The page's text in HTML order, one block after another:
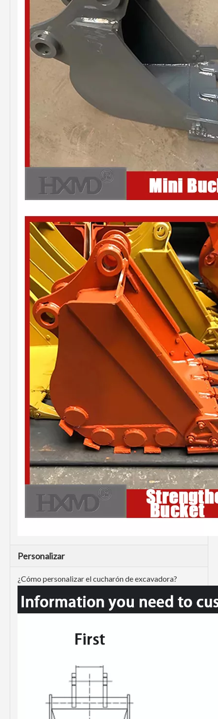
Personalizar
¿Cómo personalizar el cucharón de excavadora?